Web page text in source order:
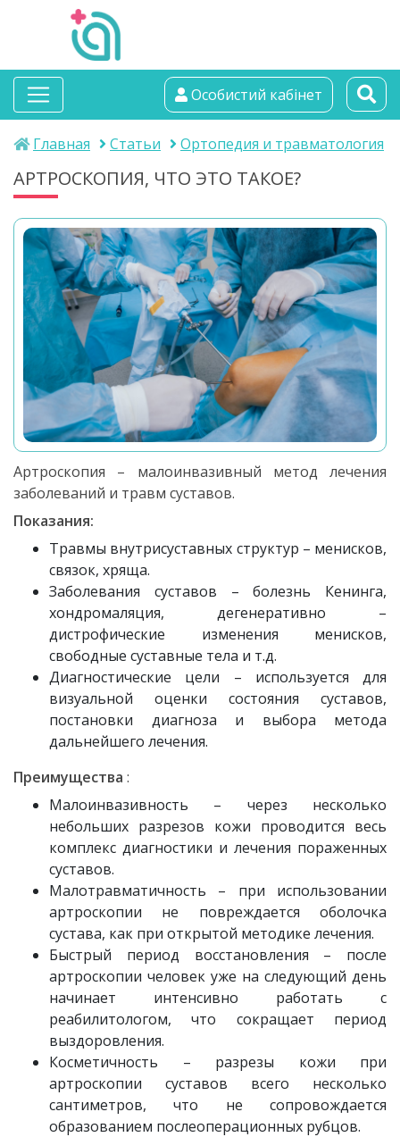
альтамедика
медичний центр
Особистий кабінет
Главная Статьи Ортопедия и травматология
АРТРОСКОПИЯ, ЧТО ЭТО ТАКОЕ?
Артроскопия – малоинвазивный метод лечения
заболеваний и травм суставов.
Показания:
Травмы внутрисуставных структур – менисков,
связок, хряща.
Заболевания суставов – болезнь Кенинга,
хондромаляция, дегенеративно –
дистрофические изменения менисков,
свободные суставные тела и т.д.
Диагностические цели – используется для
визуальной оценки состояния суставов,
постановки диагноза и выбора метода
дальнейшего лечения.
Преимущества :
Малоинвазивность – через несколько
небольших разрезов кожи проводится весь
комплекс диагностики и лечения пораженных
суставов.
Малотравматичность – при использовании
артроскопии не повреждается оболочка
сустава, как при открытой методике лечения.
Быстрый период восстановления – после
артроскопии человек уже на следующий день
начинает интенсивно работать с
реабилитологом, что сокращает период
выздоровления.
Косметичность – разрезы кожи при
артроскопии суставов всего несколько
сантиметров, что не сопровождается
образованием послеоперационных рубцов.